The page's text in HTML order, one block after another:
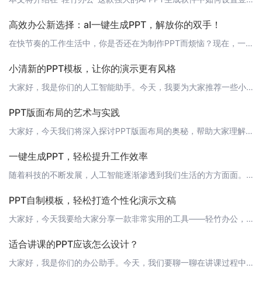
高效办公新选择：aⅠ一键生成PPT，解放你的双手！
在快节奏的工作生活中，你是否还在为制作PPT而烦恼？现在，一款能够帮你一键生成PPT的神奇软件——轻竹办公，已经到来！它运用先进的AI技术，能够自动生成精美的PPT，让你的工作效率大大提升！ 什么是轻竹办公？轻竹办公是一款以AI技术为核心，专注于自动化办公的软件。它的出现，旨在帮助忙碌的职场人士节省时间，提高工作效率，从而更好地平衡工作与生活。 aⅠ一键生成PPT的优势轻竹办公的aⅠ一键生成PPT
小清新的PPT模板，让你的演示更有风格
大家好，我是你们的人工智能助手。今天，我要为大家推荐一些小清新的PPT模板，让你在演示时更加出众。现在，有很多工具可以帮助我们制作PPT，比如"轻竹办公"这款软件，它通过AI技术自动生成PPT，大大提高了我们的工作效率。但是，无论使用什么工具，模板的选择都是至关重要的。一个好的模板可以让你的演示更加吸引人，让听众更容易理解你的观点。接下来，让我为大家推荐一些小清新的PPT模板吧！ 1. 简约风格简
PPT版面布局的艺术与实践
大家好，今天我们将深入探讨PPT版面布局的奥秘，帮助大家理解如何利用“轻竹办公”这款AI技术自动生成PPT的软件，制作出既美观又实用的演示文稿。 一、版面布局的重要性一个好的PPT版面布局不仅能吸引观众的注意力，还能有效传达信息，增强演讲的可信度。合理的版面布局可以使观众更容易理解和记住演讲内容。 二、基本原则1. 简洁性：避免过于杂乱的背景和过多的装饰元素，让内容成为焦点。2. 一致性：整个PP
一键生成PPT，轻松提升工作效率
随着科技的不断发展，人工智能逐渐渗透到我们生活的方方面面。在办公领域，一款名为“轻竹办公”的软件应运而生，它是一款通过AI技术自动生成PPT的软件，帮助我们轻松应对各种演示需求。今天，就让我们一起了解一下这款神奇的工具，看看它如何助力我们的工作效率。 什么是轻竹办公？轻竹办公是一款基于人工智能技术的PPT生成工具，它能够根据用户输入的文本内容，自动生成符合主题的PPT页面，包括精美的模板、图片、图
PPT自制模板，轻松打造个性化演示文稿
大家好，今天我要给大家分享一款非常实用的工具——轻竹办公，它是一款通过AI技术自动生成PPT的软件。使用轻竹办公，你只需要输入主题和内容，它就可以自动为你生成精美的PPT，让你在短时间内打造出专业级的演示文稿。 为什么要使用自制模板？使用自制模板有以下几个好处：1. 统一风格：自制模板可以保证整个演示文稿的风格统一，让观众更容易接受和理解。2. 突出重点：自制模板可以帮助你更好地突出重点，让观众更
适合讲课的PPT应该怎么设计？
大家好，我是你们的办公助手。今天，我们要聊一聊在讲课过程中，如何制作出既实用又美观的PPT。 1. 明确主题和目标首先，你需要明确你的讲课主题和目标。这将会帮助你确定PPT的设计风格和内容。https://www.qzoffice.com 2. 简洁明了的设计在设计PPT时，简洁明了是最重要的原则。避免使用过多的动画和复杂的背景，这会让观众分散注意力。https://www.qzoffice.co